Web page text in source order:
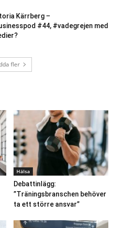
Kärrberg –
#44, #vadegrejen med
fler
Hälsa
Debattinlägg:
”Träningsbranschen behöver
ta ett större ansvar”